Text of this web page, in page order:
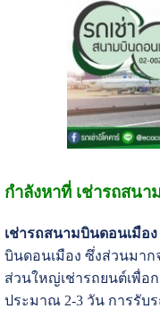
กำลังหาที่ เช่ารถสนา
เช่ารถสนามบินดอนเมือ
บินดอนเมือง ซึ่งส่วนมาก
ส่วนใหญ่เช่ารถยนต์เพื่อก
ประมาณ 2-3 วัน การรั